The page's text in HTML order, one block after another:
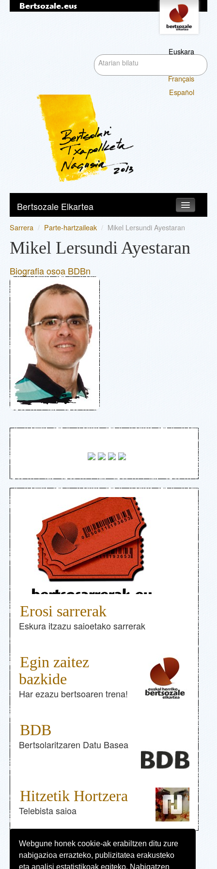
Webgune honek cookie-ak erabiltzen ditu zure
nabigazioa errazteko, publizitatea erakusteko
eta analisi estatistikoak egiteko. Nabigatzen
Bertsozale.eus
Tresna
pertsonalak
Euskara
Français
Español
Bilatu atarian
aurreratua…
Bertsozale Elkartea
PARTE-HARTZAILEAK
SAIOAK
INFORMAZIOA
SAILKAPENA
BERTSOA.COM
Sarrera / Parte-hartzaileak / Mikel Lersundi Ayestaran
Mikel Lersundi Ayestaran
Biografia osoa BDBn
Erosi sarrerak
Eskura itzazu saioetako sarrerak
Egin zaitez
bazkide
Har ezazu bertsoaren trena!
BDB
Bertsolaritzaren Datu Basea
Hitzetik Hortzera
Telebista saioa
Web mapa